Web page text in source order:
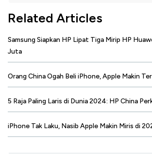
Related Articles
Samsung Siapkan HP Lipat Tiga Mirip HP
Juta
Orang China Ogah Beli iPhone, Apple Makin
5 Raja Paling Laris di Dunia 2024: HP China
iPhone Tak Laku, Nasib Apple Makin Miris di